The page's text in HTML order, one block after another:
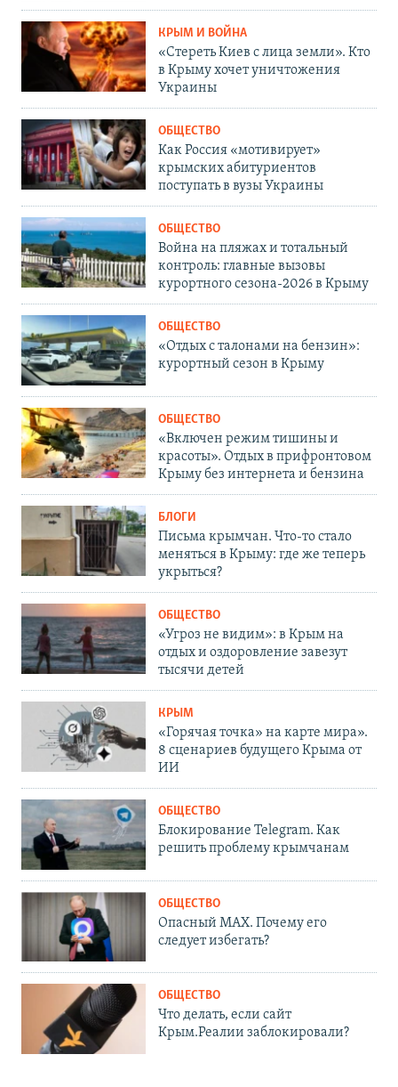
КРЫМ И ВОЙНА
«Стереть Киев с лица земли». Кто
в Крыму хочет уничтожения
Украины
ОБЩЕСТВО
Как Россия «мотивирует»
крымских абитуриентов
поступать в вузы Украины
ОБЩЕСТВО
Война на пляжах и тотальный
контроль: главные вызовы
курортного сезона-2026 в Крыму
ОБЩЕСТВО
«Отдых с талонами на бензин»:
курортный сезон в Крыму
ОБЩЕСТВО
«Включен режим тишины и
красоты». Отдых в прифронтовом
Крыму без интернета и бензина
БЛОГИ
Письма крымчан. Что-то стало
меняться в Крыму: где же теперь
укрыться?
ОБЩЕСТВО
«Угроз не видим»: в Крым на
отдых и оздоровление завезут
тысячи детей
КРЫМ
«Горячая точка» на карте мира».
8 сценариев будущего Крыма от
ИИ
ОБЩЕСТВО
Блокирование Telegram. Как
решить проблему крымчанам
ОБЩЕСТВО
Опасный MAX. Почему его
следует избегать?
ОБЩЕСТВО
Что делать, если сайт
Крым.Реалии заблокировали?